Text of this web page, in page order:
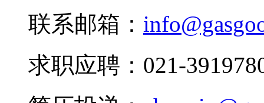
联系邮箱：
求职应聘：021-